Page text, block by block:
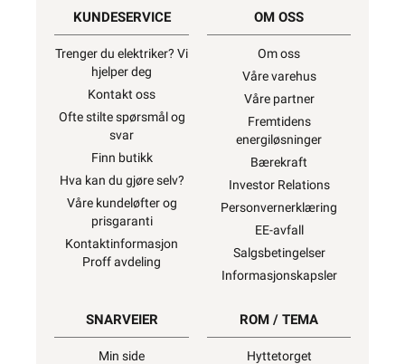
KUNDESERVICE
Trenger du elektriker? Vi
hjelper deg
Kontakt oss
Ofte stilte spørsmål og
svar
Finn butikk
Hva kan du gjøre selv?
Våre kundeløfter og
prisgaranti
Kontaktinformasjon
Proff avdeling
OM OSS
Om oss
Våre varehus
Våre partner
Fremtidens
energiløsninger
Bærekraft
Investor Relations
Personvernerklæring
EE-avfall
Salgsbetingelser
Informasjonskapsler
SNARVEIER
Min side
ROM / TEMA
Hyttetorget